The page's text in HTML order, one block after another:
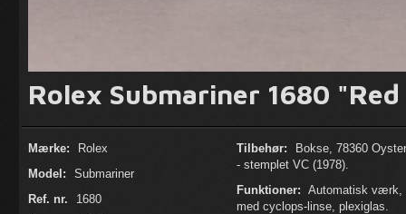
Rolex Submariner 1680
Mærke:
Rolex
Model:
Submariner
Ref. nr.
1680
Tilbehør:
Bokse, 78360
- stemplet VC (1978).
Funktioner: Automatisk værk,
med cyclops-linse, plexiglas.